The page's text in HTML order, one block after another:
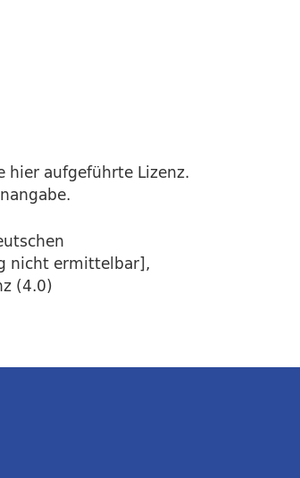
hier aufgeführte Lizenz.
nicht ermittelbar],
(4.0)